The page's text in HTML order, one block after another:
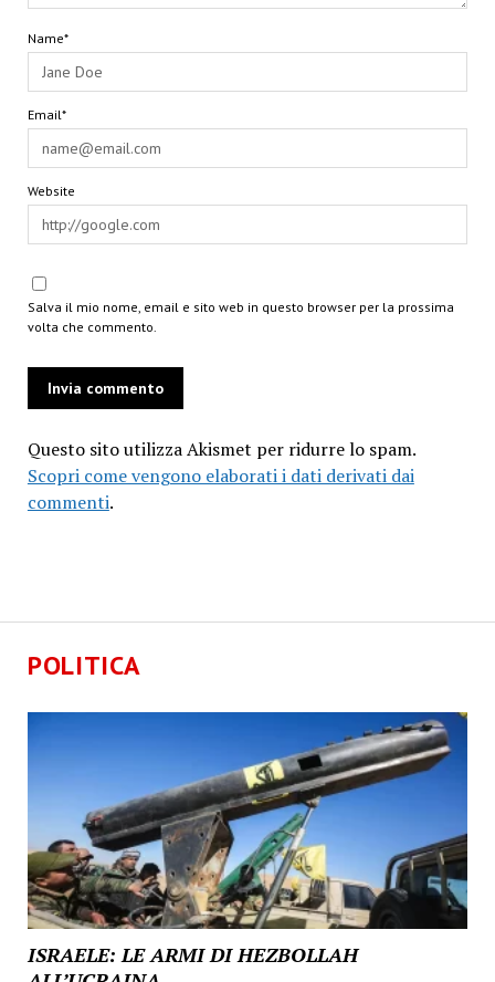
POLITICA
ISRAELE: LE ARMI DI HEZBOLLAH
Name*
Email*
Website
Salva il mio nome, email e sito web in questo browser per la prossima
volta che commento.
Questo sito utilizza Akismet per ridurre lo spam.
Scopri come vengono elaborati i dati derivati dai
commenti.